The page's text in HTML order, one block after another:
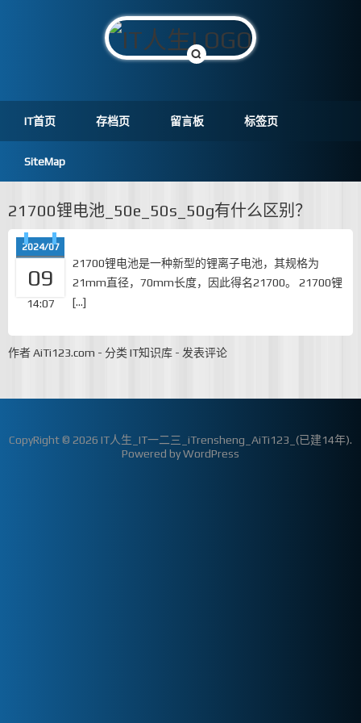
IT首页 存档页 留言板 标签页
SiteMap
21700锂电池_50e_50s_50g有什么区别？
2024/07
09
14:07
21700锂电池是一种新型的锂离子电池，其规格为
21mm直径，70mm长度，因此得名21700。 21700锂
[…]
作者AiTi123.com - 分类 IT知识库 - 发表评论
CopyRight © 2026 IT人生_IT一二三_iTrensheng_AiTi123_(已建14年).
Powered byWordPress